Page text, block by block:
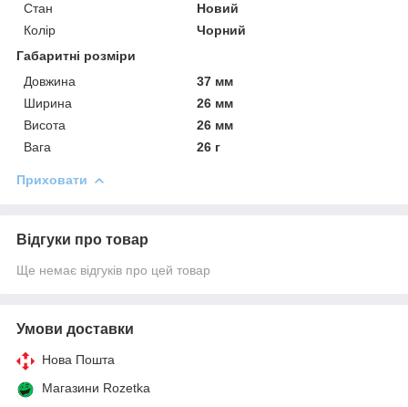
Стан
Новий
Колір
Чорний
Габаритні розміри
Довжина
37 мм
Ширина
26 мм
Висота
26 мм
Вага
26 г
Приховати
Відгуки про товар
Ще немає відгуків про цей товар
Умови доставки
Нова Пошта
Магазини Rozetka